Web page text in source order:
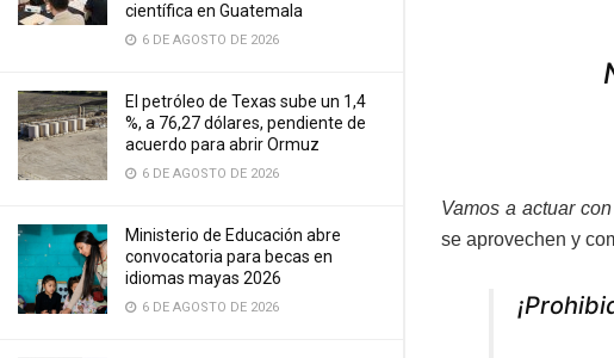
científica en Guatemala
6 DE AGOSTO DE 2026
El petróleo de Texas sube un 1,4
%, a 76,27 dólares, pendiente de
acuerdo para abrir Ormuz
6 DE AGOSTO DE 2026
Ministerio de Educación abre
convocatoria para becas en
idiomas mayas 2026
6 DE AGOSTO DE 2026
Vamos a actuar
se aprovechen y